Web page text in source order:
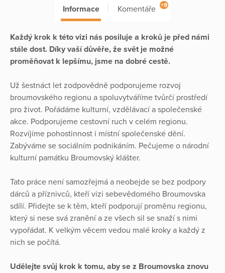
Informace Komentáře +9
Každý krok k této vizi nás posiluje a kroků je před námi
stále dost. Díky vaší důvěře, že svět je možné
proměňovat k lepšímu, jsme na dobré cestě.
Už šestnáct let zodpovědně podporujeme rozvoj
broumovského regionu a spoluvytváříme tvůrčí prostředí
pro život. Pořádáme kulturní, vzdělávací a společenské
akce. Podporujeme cestovní ruch v celém regionu.
Rozvíjíme pohostinnost i místní společenské dění.
Zabýváme se sociálním podnikáním. Pečujeme o národní
kulturní památku Broumovský klášter.
Tato práce není samozřejmá a neobejde se bez podpory
dárců a příznivců, kteří vizi sebevědomého Broumovska
sdílí. Přidejte se k těm, kteří podporují proměnu regionu,
který si nese svá zranění a ze všech sil se snaží s nimi
vypořádat. K velkým věcem vedou malé kroky a každý z
nich se počítá.
Udělejte svůj krok k tomu, aby se z Broumovska znovu